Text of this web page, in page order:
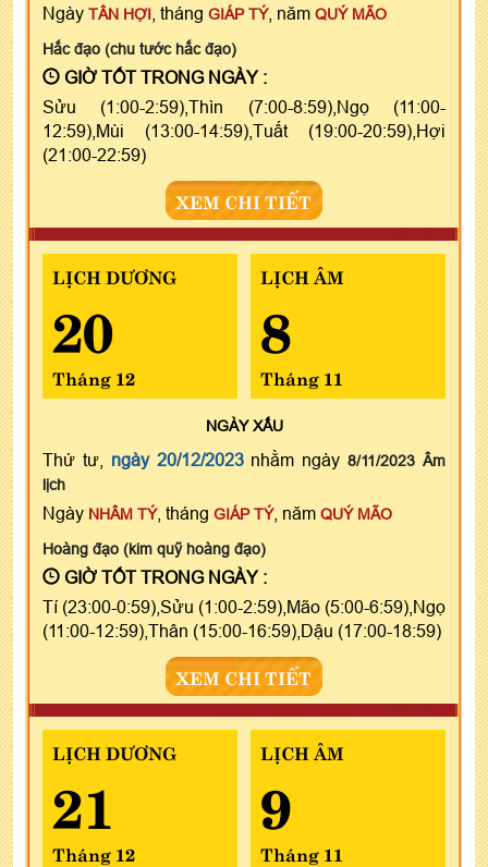
Ngày TÂN HỢI , tháng GIÁP TÝ, năm QUÝ MÃO
Hắc đạo (chu tước hắc đạo)
GIỜ TỐT TRONG NGÀY :
Sửu (1:00-2:59),Thìn (7:00-8:59),Ngọ (11:00-
12:59),Mùi (13:00-14:59),Tuất (19:00-20:59),Hợi
(21:00-22:59)
XEM CHI TIẾT
LỊCH DƯƠNG
20
Tháng 12
LỊCH ÂM
8
Tháng 11
NGÀYXẤU
Thứ tư, ngày 20/12/2023nhằm ngày8/11/2023 Âm
lịch
Ngày NHÂM TÝ, tháng GIÁP TÝ, năm QUÝ MÃO
Hoàng đạo (kim quỹ hoàng đạo)
GIỜ TỐT TRONG NGÀY :
Tí (23:00-0:59),Sửu (1:00-2:59),Mão (5:00-6:59),Ngọ
(11:00-12:59),Thân (15:00-16:59),Dậu (17:00-18:59)
XEM CHI TIẾT
LỊCH DƯƠNG
21
Tháng 12
LỊCH ÂM
9
Tháng 11